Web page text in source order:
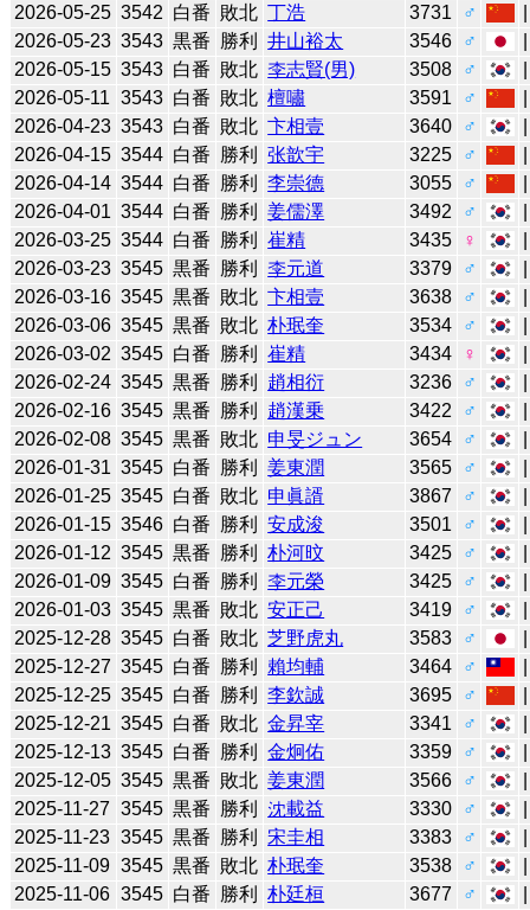
2026-05-25 3542 白番 敗北 丁浩 3731 ♂
2026-05-23 3543 黒番 勝利 井山裕太 3546 ♂
2026-05-15 3543 白番 敗北 李志賢(男) 3508 ♂
2026-05-11 3543 白番 敗北 檀嘯 3591 ♂
2026-04-23 3543 白番 敗北 卞相壹 3640 ♂
2026-04-15 3544 白番 勝利 张歆宇 3225 ♂
2026-04-14 3544 白番 勝利 李崇德 3055 ♂
2026-04-01 3544 白番 勝利 姜儒澤 3492 ♂
2026-03-25 3544 白番 勝利 崔精 3435 ♀
2026-03-23 3545 黒番 勝利 李元道 3379 ♂
2026-03-16 3545 黒番 敗北 卞相壹 3638 ♂
2026-03-06 3545 黒番 敗北 朴珉奎 3534 ♂
2026-03-02 3545 白番 勝利 崔精 3434 ♀
2026-02-24 3545 黒番 勝利 趙相衍 3236 ♂
2026-02-16 3545 黒番 勝利 趙漢乗 3422 ♂
2026-02-08 3545 黒番 敗北 申旻ジュン 3654 ♂
2026-01-31 3545 白番 勝利 姜東潤 3565 ♂
2026-01-25 3545 白番 敗北 申眞諝 3867 ♂
2026-01-15 3546 白番 勝利 安成浚 3501 ♂
2026-01-12 3545 黒番 勝利 朴河旼 3425 ♂
2026-01-09 3545 白番 勝利 李元榮 3425 ♂
2026-01-03 3545 黒番 敗北 安正己 3419 ♂
2025-12-28 3545 白番 敗北 芝野虎丸 3583 ♂
2025-12-27 3545 白番 勝利 賴均輔 3464 ♂
2025-12-25 3545 白番 勝利 李欽誠 3695 ♂
2025-12-21 3545 白番 敗北 金昇宰 3341 ♂
2025-12-13 3545 白番 勝利 金炯佑 3359 ♂
2025-12-05 3545 黒番 敗北 姜東潤 3566 ♂
2025-11-27 3545 黒番 勝利 沈載益 3330 ♂
2025-11-23 3545 黒番 勝利 宋圭相 3383 ♂
2025-11-09 3545 黒番 敗北 朴珉奎 3538 ♂
2025-11-06 3545 白番 勝利 朴廷桓 3677 ♂